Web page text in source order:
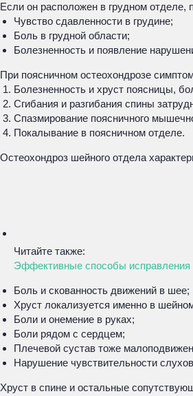
Если он расположен в грудном отделе,
Чувство сдавленности в грудине;
Боль в грудной области;
Болезненность и появление
При поясничном остеохондрозе
Болезненность и хруст поясницы,
Сгибания и разгибания спины
Спазмирование поясничного
Покалывание в поясничном отделе.
Остеохондроз шейного отдела
Читайте также:
Эффективные способы исправления
Боль и скованность движений в шее;
Хруст локализуется именно в
Боли и онемение в руках;
Боли рядом с сердцем;
Плечевой сустав тоже
Нарушение чувствительности
Хруст в спине и остальные